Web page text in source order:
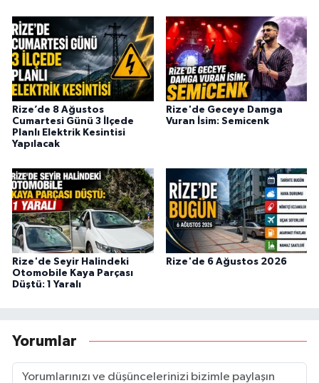
Rize’de 8 Ağustos
Cumartesi Günü 3 İlçede
Planlı Elektrik Kesintisi
Yapılacak
Rize'de Geceye Damga
Vuran İsim: Semicenk
Rize'de Seyir Halindeki
Otomobile Kaya Parçası
Düştü: 1 Yaralı
Rize'de 6 Ağustos 2026
Yorumlar